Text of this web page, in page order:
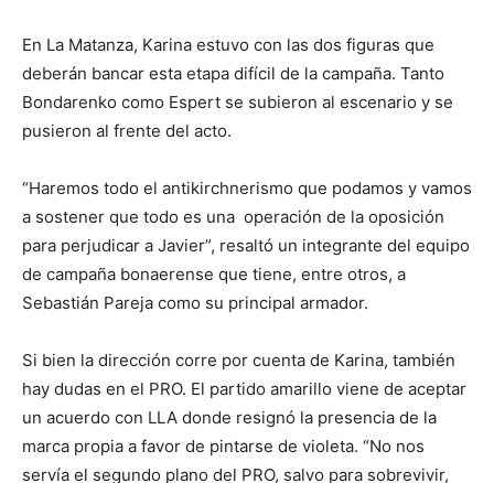
En La Matanza, Karina estuvo con las dos figuras que
deberán bancar esta etapa difícil de la campaña. Tanto
Bondarenko como Espert se subieron al escenario y se
pusieron al frente del acto.
“Haremos todo el antikirchnerismo que podamos y vamos
a sostener que todo es una operación de la oposición
para perjudicar a Javier”, resaltó un integrante del equipo
de campaña bonaerense que tiene, entre otros, a
Sebastián Pareja como su principal armador.
Si bien la dirección corre por cuenta de Karina, también
hay dudas en el PRO. El partido amarillo viene de aceptar
un acuerdo con LLA donde resignó la presencia de la
marca propia a favor de pintarse de violeta. “No nos
servía el segundo plano del PRO, salvo para sobrevivir,